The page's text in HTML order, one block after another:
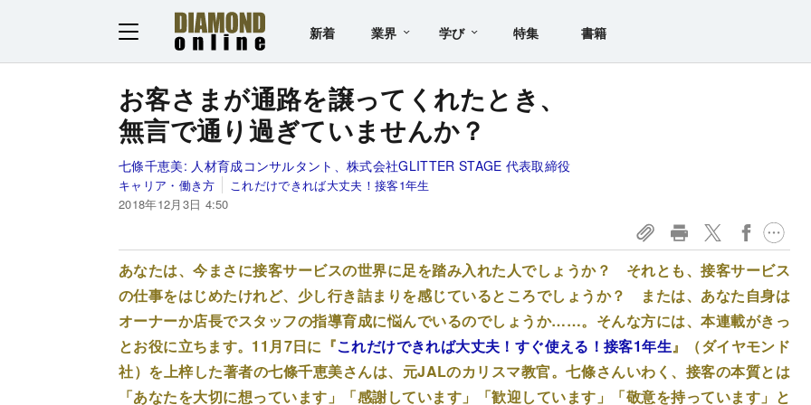
新着 業界 学び 特集 書籍
お客さまが通路を譲ってくれたとき、
無言で通り過ぎていませんか？
七條千恵美: 人材育成コンサルタント、株式会社GLITTER STAGE 代表取締役
キャリア・働き方
これだけできれば大丈夫！接客1年生
2018年12月3日 4:50
あなたは、今まさに接客サービスの世界に足を踏み入れた人でしょうか？ それとも、接客サービス
の仕事をはじめたけれど、少し行き詰まりを感じているところでしょうか？ または、あなた自身は
オーナーか店長でスタッフの指導育成に悩んでいるのでしょうか……。そんな方には、本連載がきっ
とお役に立ちます。11月7日に『これだけできれば大丈夫！すぐ使える！接客1年生 』（ダイヤモンド
社）を上梓した著者の七條千恵美さんは、元JALのカリスマ教官。七條さんいわく、接客の本質とは
「あなたを大切に想っています」「感謝しています」「歓迎しています」「敬意を持っています」と